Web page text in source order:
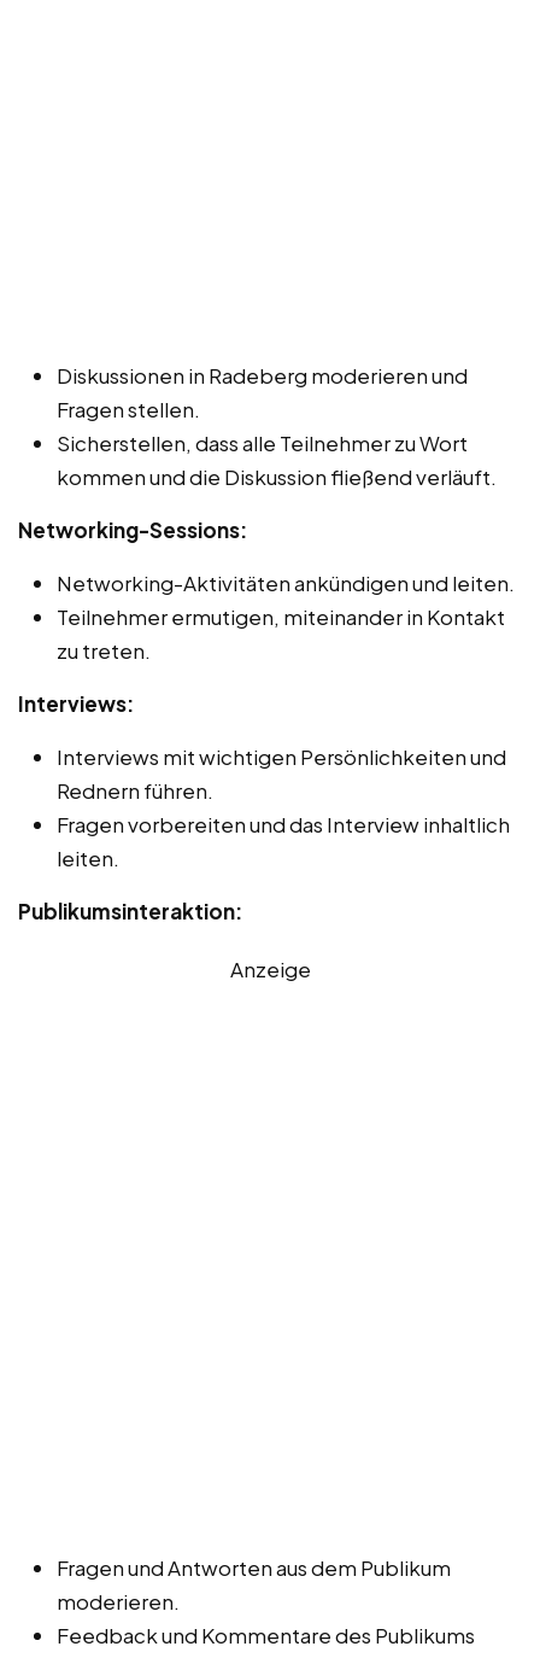
Diskussionen in Radeberg moderieren und
Fragen stellen.
Sicherstellen, dass alle Teilnehmer zu Wort
kommen und die Diskussion fließend verläuft.
Networking-Sessions:
Networking-Aktivitäten ankündigen und leiten.
Teilnehmer ermutigen, miteinander in Kontakt
zu treten.
Interviews:
Interviews mit wichtigen Persönlichkeiten und
Rednern führen.
Fragen vorbereiten und das Interview inhaltlich
leiten.
Publikumsinteraktion:
Anzeige
Fragen und Antworten aus dem Publikum
moderieren.
Feedback und Kommentare des Publikums